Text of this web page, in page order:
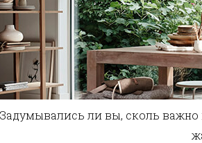
Задумывались ли вы, сколь